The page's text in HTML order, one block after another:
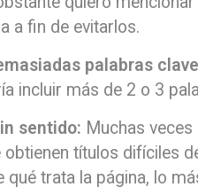
a fin de evitarlos.
palabras
incluir más de 2 o 3
sentido: Muchas
obtienen títulos difíciles
qué trata la página, lo